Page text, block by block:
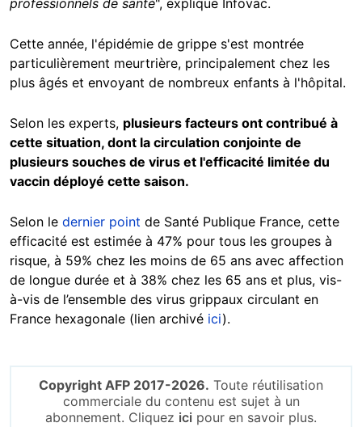
professionnels de santé", explique Infovac.
Cette année, l'épidémie de grippe s'est montrée
particulièrement meurtrière, principalement chez les
plus âgés et envoyant de nombreux enfants à l'hôpital.
Selon les experts, plusieurs facteurs ont contribué à
cette situation, dont la circulation conjointe de
plusieurs souches de virus et l'efficacité limitée du
vaccin déployé cette saison.
Selon le dernier point de Santé Publique France, cette
efficacité est estimée à 47% pour tous les groupes à
risque, à 59% chez les moins de 65 ans avec affection
de longue durée et à 38% chez les 65 ans et plus, vis-
à-vis de l’ensemble des virus grippaux circulant en
France hexagonale (lien archivé ici).
Copyright AFP 2017-2026. Toute réutilisation
commerciale du contenu est sujet à un
abonnement. Cliquez ici pour en savoir plus.